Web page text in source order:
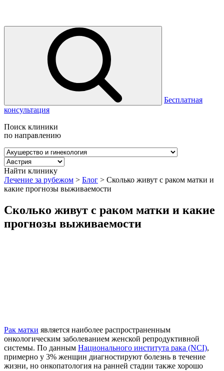
Бесплатная
консультация
Поиск клиники
по направлению
Найти клинику
Лечение за рубежом > Блог > Сколько живут с раком матки и
какие прогнозы выживаемости
Сколько живут с раком матки и какие
прогнозы выживаемости
Рак матки является наиболее распространенным
онкологическим заболеванием женской репродуктивной
системы. По данным Национального института рака (NCI),
примерно у 3% женщин диагностируют болезнь в течение
жизни, но онкопатология на ранней стадии также хорошо